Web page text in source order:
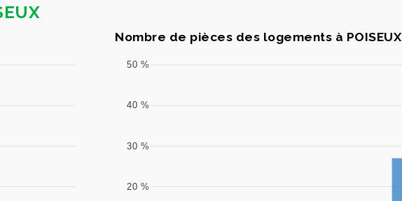
Nombre de pièces des logements à POISEUX
50 %
40 %
30 %
20 %